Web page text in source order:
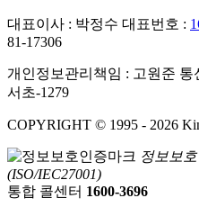
대표이사 : 박정수 대표번호 :
81-17306
개인정보관리책임 : 고원준 통
서초-1279
COPYRIGHT © 1995 - 2026
정보보
(ISO/IEC27001)
통합 콜센터 1600-3696